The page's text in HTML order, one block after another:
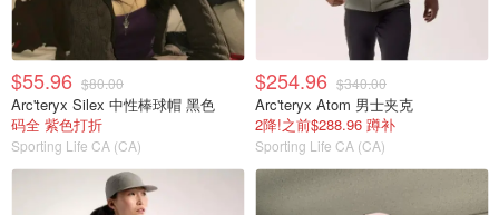
$55.96 $80.00
Arc'teryx Silex 中性棒球帽 黑色
码全 紫色打折
Sporting Life CA (CA)
$254.96 $340.00
Arc'teryx Atom 男士夹克
2降!之前$288.96 蹲补
Sporting Life CA (CA)